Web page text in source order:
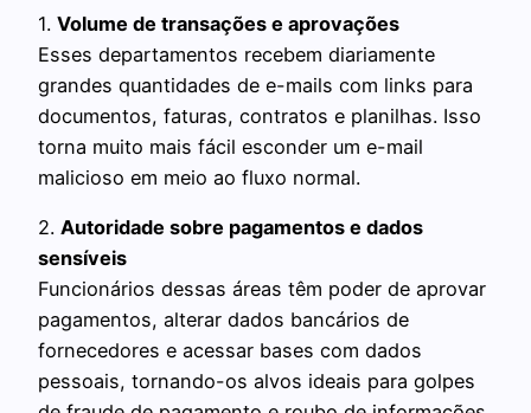
1. Volume de transações e aprovações
Esses departamentos recebem diariamente
grandes quantidades de e-mails com links para
documentos, faturas, contratos e planilhas. Isso
torna muito mais fácil esconder um e-mail
malicioso em meio ao fluxo normal.
2. Autoridade sobre pagamentos e dados
sensíveis
Funcionários dessas áreas têm poder de aprovar
pagamentos, alterar dados bancários de
fornecedores e acessar bases com dados
pessoais, tornando-os alvos ideais para golpes